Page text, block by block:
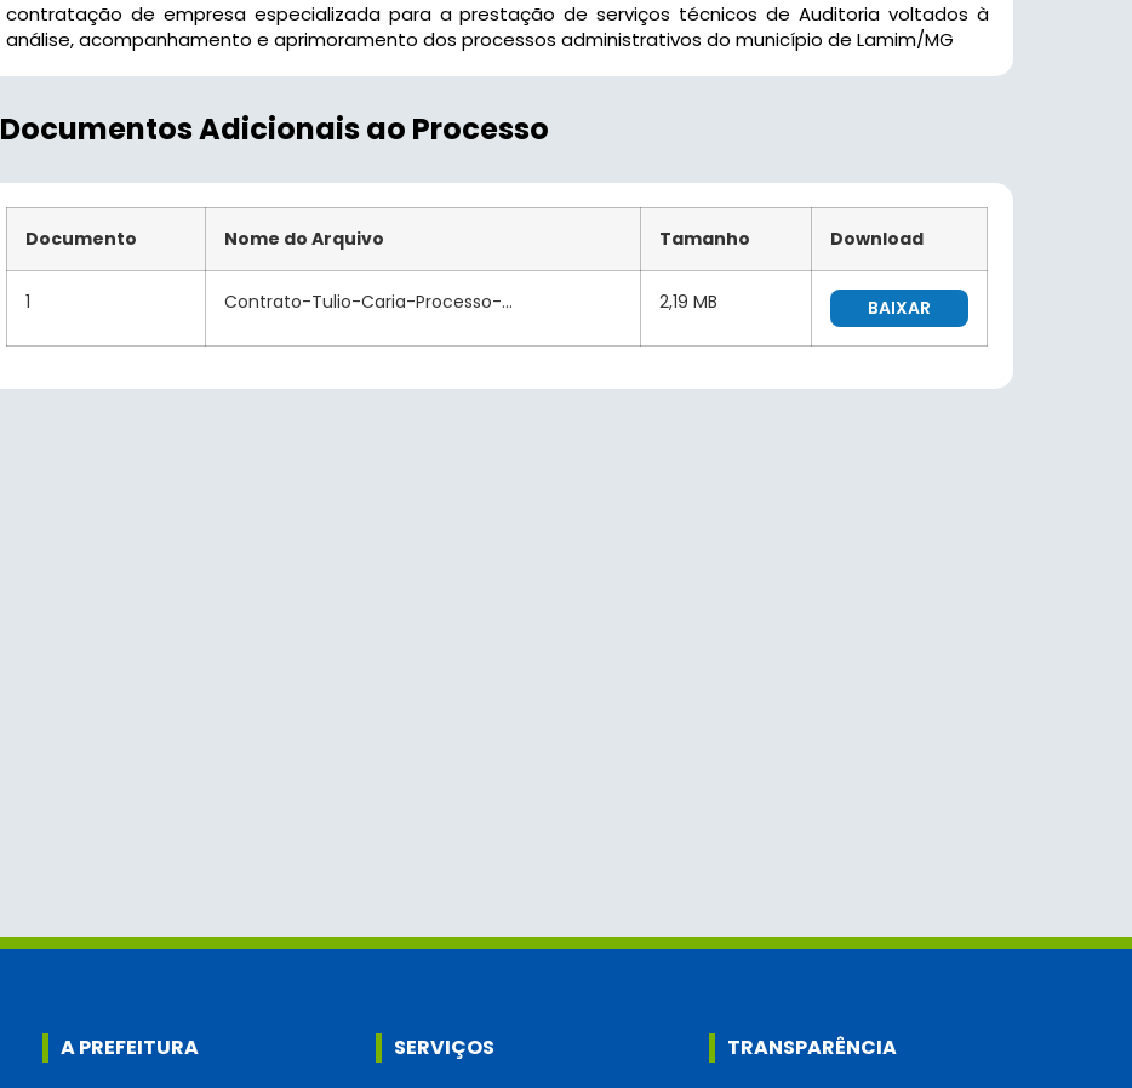
contratação de empresa especializada para a prestação de serviços técnicos de Auditoria voltados à
análise, acompanhamento e aprimoramento dos processos administrativos do município de Lamim/MG
Documentos Adicionais ao Processo
Documento Nome do Arquivo Tamanho Download
1 Contrato-Tulio-Caria-Processo-... 2,19 MB BAIXAR
A PREFEITURA SERVIÇOS TRANSPARÊNCIA